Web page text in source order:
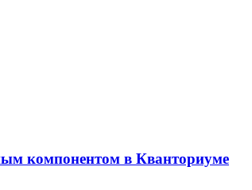
компонентом в Кванториуме